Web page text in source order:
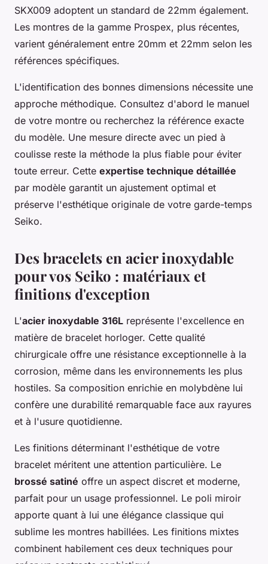
SKX009 adoptent un standard de 22mm également.
Les montres de la gamme Prospex, plus récentes,
varient généralement entre 20mm et 22mm selon les
références spécifiques.
L'identification des bonnes dimensions nécessite une
approche méthodique. Consultez d'abord le manuel
de votre montre ou recherchez la référence exacte
du modèle. Une mesure directe avec un pied à
coulisse reste la méthode la plus fiable pour éviter
toute erreur. Cette expertise technique détaillée
par modèle garantit un ajustement optimal et
préserve l'esthétique originale de votre garde-temps
Seiko.
Des bracelets en acier inoxydable
pour vos Seiko : matériaux et
finitions d'exception
L'acier inoxydable 316L représente l'excellence en
matière de bracelet horloger. Cette qualité
chirurgicale offre une résistance exceptionnelle à la
corrosion, même dans les environnements les plus
hostiles. Sa composition enrichie en molybdène lui
confère une durabilité remarquable face aux rayures
et à l'usure quotidienne.
Les finitions déterminant l'esthétique de votre
bracelet méritent une attention particulière. Le
brossé satiné offre un aspect discret et moderne,
parfait pour un usage professionnel. Le poli miroir
apporte quant à lui une élégance classique qui
sublime les montres habillées. Les finitions mixtes
combinent habilement ces deux techniques pour